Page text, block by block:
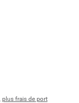
plus frais de port